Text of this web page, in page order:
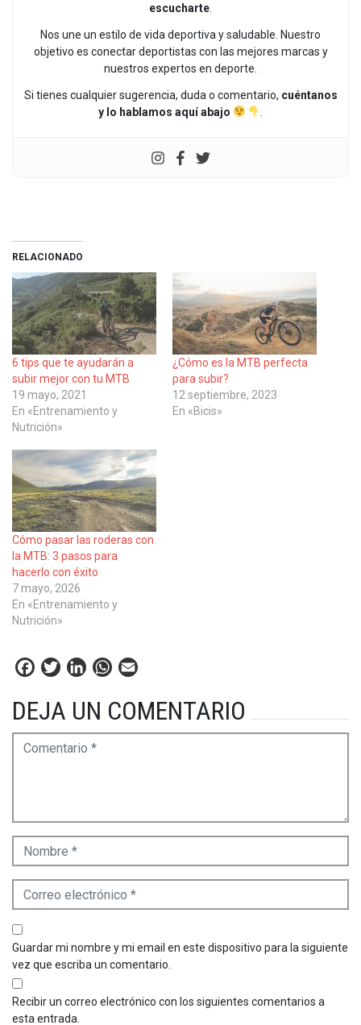
escucharte
Nos une un estilo de vida deportiva y saludable. Nuestro
objetivo es conectar deportistas con las mejores marcas y
nuestros expertos en deporte.
Si tienes cualquier sugerencia, duda o comentario, cuéntanos
y lo hablamos aquí abajo
RELACIONADO
6 tips que te ayudarán a
subir mejor con tu MTB
19 mayo, 2021
En «Entrenamiento y
Nutrición»
¿Cómo es la MTB perfecta
para subir?
12 septiembre, 2023
En «Bicis»
Cómo pasar las roderas con
la MTB: 3 pasos para
hacerlo con éxito
7 mayo, 2026
En «Entrenamiento y
Nutrición»
Facebook
TwitterLinkedInWhatsApp
DEJA UN COMENTARIO
Guardar mi nombre y mi email en este dispositivo para la siguiente
vez que escriba un comentario.
Recibir un correo electrónico con los siguientes comentarios a
esta entrada.